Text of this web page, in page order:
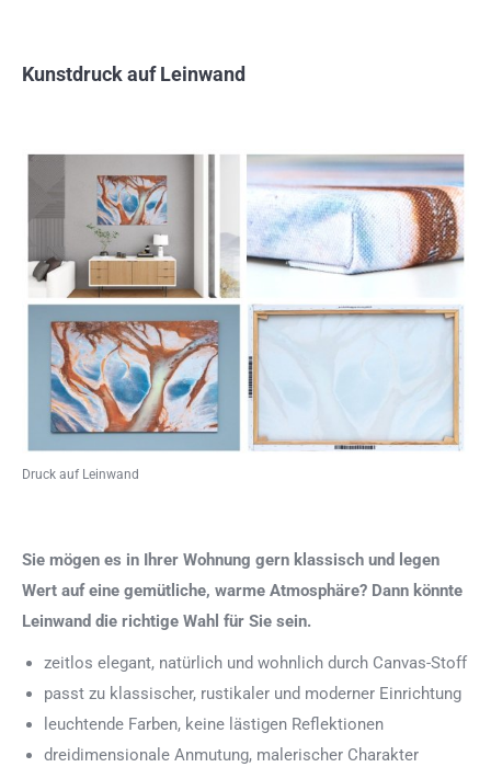
Kunstdruck auf Leinwand
Druck auf Leinwand
Sie mögen es in Ihrer Wohnung gern klassisch und legen
Wert auf eine gemütliche, warme Atmosphäre? Dann könnte
Leinwand die richtige Wahl für Sie sein.
zeitlos elegant, natürlich und wohnlich durch Canvas-Stoff
passt zu klassischer, rustikaler und moderner Einrichtung
leuchtende Farben, keine lästigen Reflektionen
dreidimensionale Anmutung, malerischer Charakter